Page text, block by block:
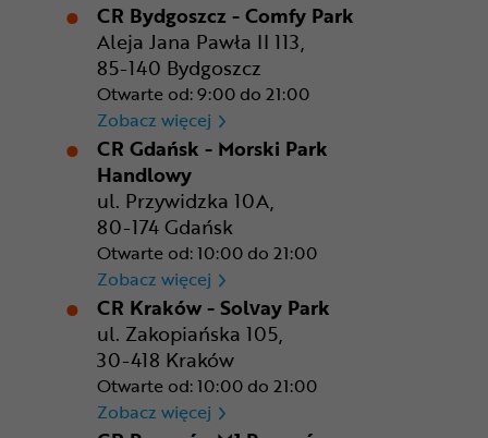
CR Bydgoszcz - Comfy Park
Aleja Jana Pawła II 113,
85-140 Bydgoszcz
Otwarte od: 9:00 do 21:00
Zobacz więcej CR Bydgoszcz - Comfy Park
CR Gdańsk - Morski Park
Handlowy
ul. Przywidzka 10A,
80-174 Gdańsk
Otwarte od: 10:00 do 21:00
Zobacz więcej CR Gdańsk - Morski Park
CR Kraków - Solvay Park
ul. Zakopiańska 105,
30-418 Kraków
Otwarte od: 10:00 do 21:00
Zobacz więcej CR Kraków - Solvay Park